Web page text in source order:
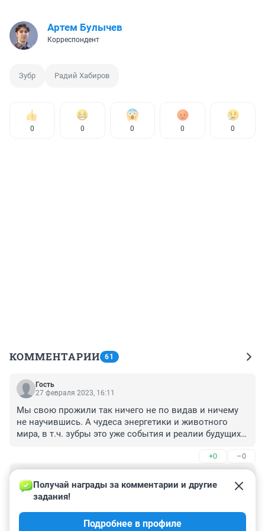
Артем Булычев
Корреспондент
Зубр Радий Хабиров
0 0 0 0 0
КОММЕНТАРИИ 61
Гость
27 февраля 2023, 16:11
Мы свою прожили так ничего не по видав и ничему
не научившись. А чудеса энергетики и животного
мира, в т.ч. зубры это уже события и реалии будущих
+0 –0
26 февраля 2023, 13:22
Ого, круто будет
Надо будет не упустить этот момент и посмотреть на
Получай награды за комментарии и другие
задания!
Подробнее в профиле